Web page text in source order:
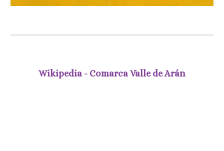
Wikipedia - Comarca Valle de Arán